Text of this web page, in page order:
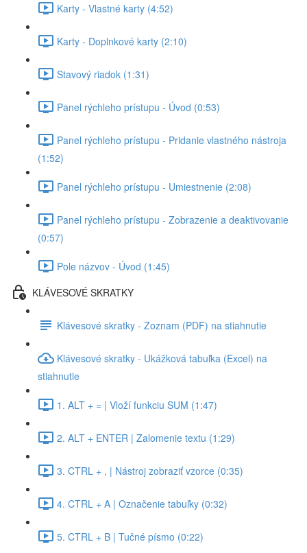
Karty - Vlastné karty (4:52)
Karty - Doplnkové karty (2:10)
Stavový riadok (1:31)
Panel rýchleho prístupu - Úvod (0:53)
Panel rýchleho prístupu - Pridanie vlastného nástroja
(1:52)
Panel rýchleho prístupu - Umiestnenie (2:08)
Panel rýchleho prístupu - Zobrazenie a deaktivovanie
(0:57)
Pole názvov - Úvod (1:45)
KLÁVESOVÉ SKRATKY
Klávesové skratky - Zoznam (PDF) na stiahnutie
Klávesové skratky - Ukážková tabuľka (Excel) na
stiahnutie
1. ALT + = | Vloží funkciu SUM (1:47)
2. ALT + ENTER | Zalomenie textu (1:29)
3. CTRL + , | Nástroj zobraziť vzorce (0:35)
4. CTRL + A | Označenie tabuľky (0:32)
5. CTRL + B | Tučné písmo (0:22)